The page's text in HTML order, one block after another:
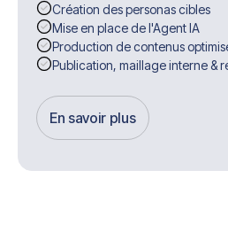
Création des personas cibles
Mise en place de l'Agent IA
Production de contenus
Publication, maillage interne &
En savoir plus
Get Started